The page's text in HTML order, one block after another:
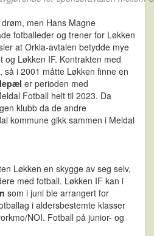
men Hans Magne
fotballeder og trener for Løkken
at Orkla-avtalen betydde mye
og Løkken IF. Kontrakten med
så i 2001 måtte Løkken finne en
er perioden med
Fotball helt til 2023. Da
klubb da de andre
kommune gikk sammen i Meldal
Løkken en skygge av seg selv,
med fotball. Løkken IF kan i
som i juni ble arrangert for
i aldersbestemte klasser
NOI. Fotball på junior- og